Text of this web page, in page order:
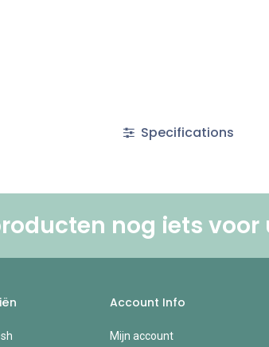
Specifications
nog iets voor
Account Info
Mijn account